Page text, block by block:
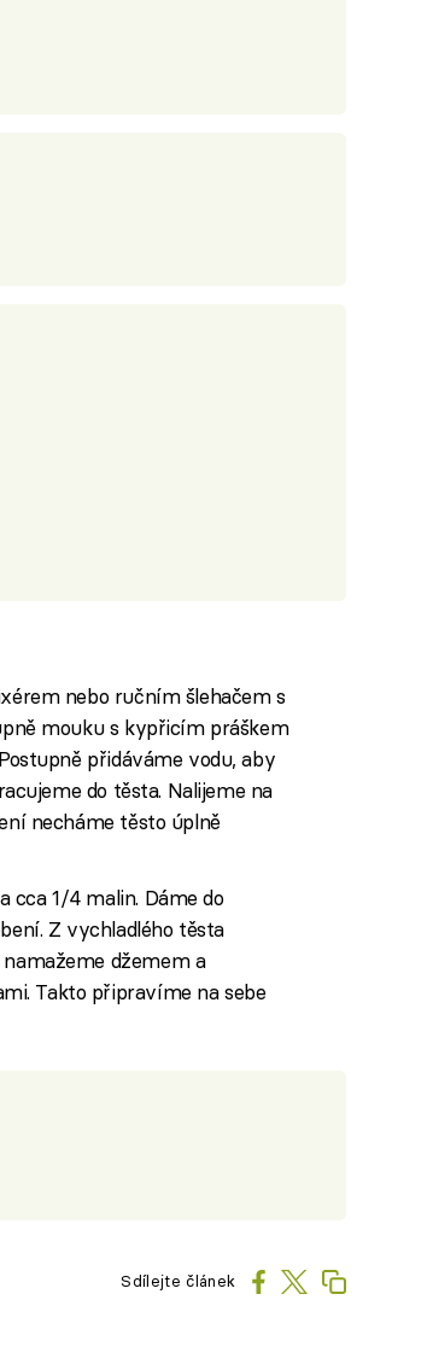
nebo ručním šlehačem s
mouku s kypřicím práškem
přidáváme vodu, aby
do těsta. Nalijeme na
necháme těsto úplně
cca 1/4 malin. Dáme do
Z vychladlého těsta
džemem a
Takto připravíme na sebe
Sdílejte článek